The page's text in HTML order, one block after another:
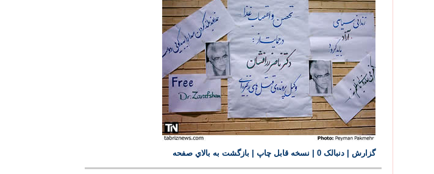
گزارش | دنبالک 0 نسخه قابل چاپ بازگشت به بالاي صفحه